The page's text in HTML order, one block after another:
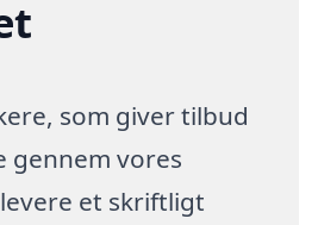
som giver tilbud
gennem vores
et skriftligt